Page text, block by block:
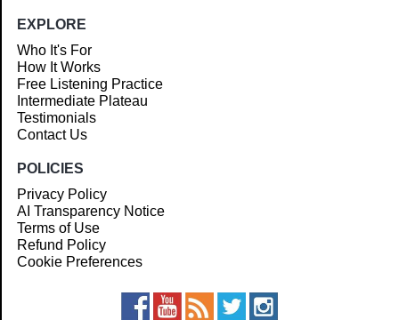
EXPLORE
Who It's For
How It Works
Free Listening Practice
Intermediate Plateau
Testimonials
Contact Us
POLICIES
Privacy Policy
AI Transparency Notice
Terms of Use
Refund Policy
Cookie Preferences